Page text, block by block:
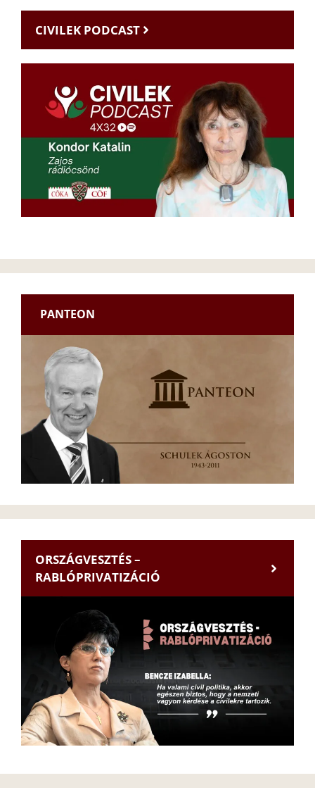
CIVILEK PODCAST
PANTEON
ORSZÁGVESZTÉS –
RABLÓPRIVATIZÁCIÓ